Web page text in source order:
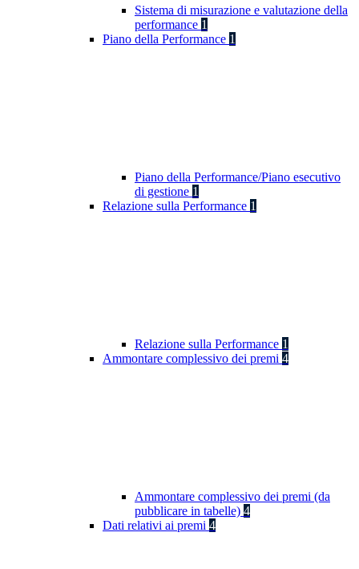
Sistema di misurazione e valutazione della
performance 1
Piano della Performance 1
Piano della Performance/Piano esecutivo
di gestione 1
Relazione sulla Performance 1
Relazione sulla Performance 1
Ammontare complessivo dei premi 4
Ammontare complessivo dei premi (da
pubblicare in tabelle) 4
Dati relativi ai premi 4